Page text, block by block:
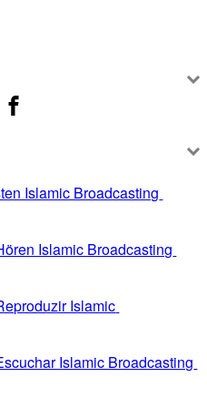
Islamic Broadcasting
Islamic Broadcasting
Islamic
Islamic Broadcasting